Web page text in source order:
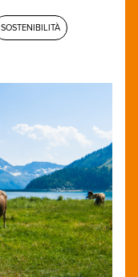
SOSTENIBILITÀ